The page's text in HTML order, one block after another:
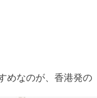
めなのが、香港発の